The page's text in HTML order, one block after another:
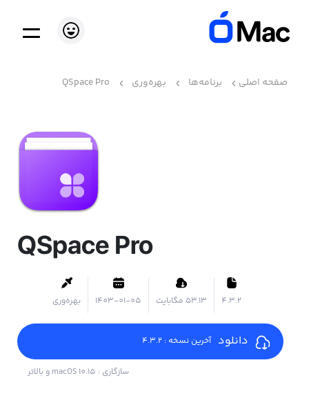
صفحه اصلی برنامه‌ها بهره‌وری QSpace Pro
QSpace Pro
4.3.2 ۵۳.۱۳ مگابایت 1403-01-05 بهره‌وری
دانلود آخرین نسخه : 4.3.2
سازگاری : macOS 10.15 و بالاتر